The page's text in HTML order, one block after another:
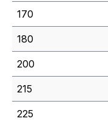
170
180
200
215
225